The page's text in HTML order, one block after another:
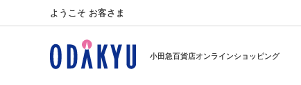
ようこそ お客さま
小田急百貨店オンラインショッピング